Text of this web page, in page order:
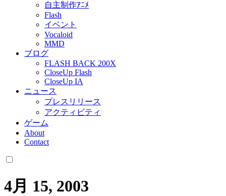
自主制作ｱﾆﾒ
Flash
イベント
Vocaloid
MMD
ブログ
FLASH BACK 200X
CloseUp Flash
CloseUp IA
ニュース
プレスリリース
アクティビティ
ゲーム
About
Contact
4月 15, 2003